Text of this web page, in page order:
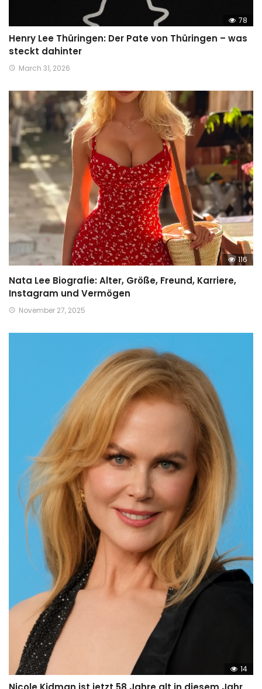
78
Henry Lee Thüringen: Der Pate von Thüringen – was
steckt dahinter
March 31, 2026
116
Nata Lee Biografie: Alter, Größe, Freund, Karriere,
Instagram und Vermögen
November 27, 2025
14